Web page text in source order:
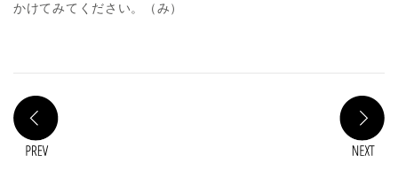
かけてみてください。（み）